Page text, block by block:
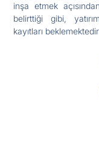
inşa etmek
belirttiği gibi,
kayıtları